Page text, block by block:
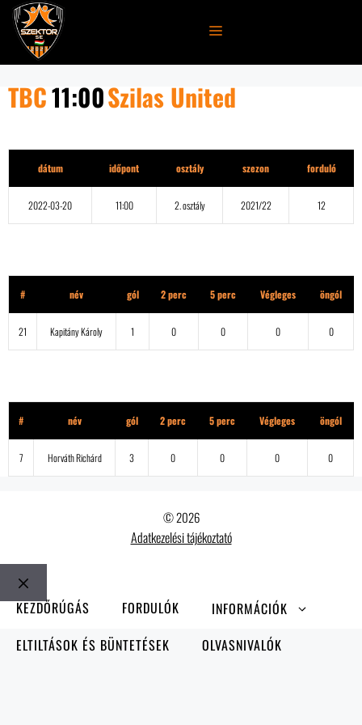
Kilépés
tartalomba
MENÜ
TBC11:00Szilas United
dátum időpont osztály szezon forduló
2022-03-20 11:00 2. osztály 2021/22 12
# név gól 2 perc 5 perc Végleges öngól
21 Kapitány Károly 1 0 0 0 0
# név gól 2 perc 5 perc Végleges öngól
7 Horváth Richárd 3 0 0 0 0
© 2026
Adatkezelési tájékoztató
Bezár
KEZDŐRÚGÁS FORDULÓK
INFORMÁCIÓK
ELTILTÁSOK ÉS BÜNTETÉSEK
OLVASNIVALÓK